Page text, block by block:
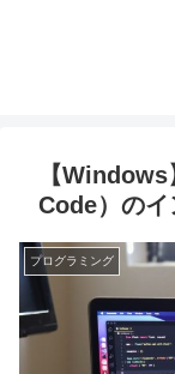
【
Code）の
プログラミング